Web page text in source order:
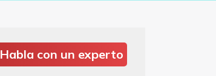
Habla con un experto